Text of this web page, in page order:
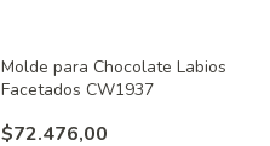
Molde para Chocolate Labios
Facetados CW1937
$72.476,00